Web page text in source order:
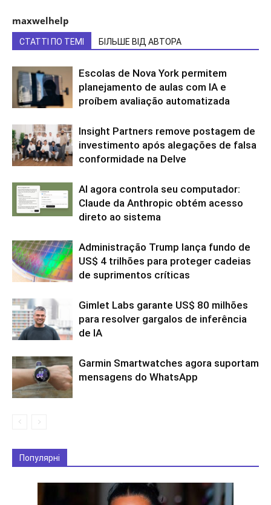
maxwelhelp
СТАТТІ ПО ТЕМІ БІЛЬШЕ ВІД АВТОРА
Escolas de Nova York permitem
planejamento de aulas com IA e
proíbem avaliação automatizada
Insight Partners remove postagem de
investimento após alegações de falsa
conformidade na Delve
AI agora controla seu computador:
Claude da Anthropic obtém acesso
direto ao sistema
Administração Trump lança fundo de
US$ 4 trilhões para proteger cadeias
de suprimentos críticas
Gimlet Labs garante US$ 80 milhões
para resolver gargalos de inferência
de IA
Garmin Smartwatches agora suportam
mensagens do WhatsApp
Популярні